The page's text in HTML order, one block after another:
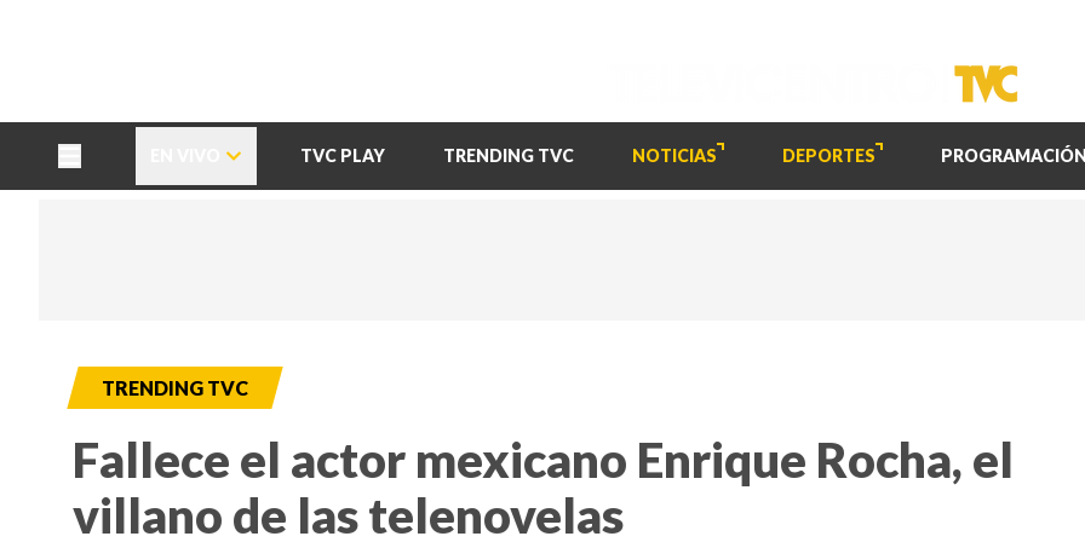
TVC PLAY TRENDING TVC NOTICIAS DEPORTES PROGRAMACIÓN
TRENDING TVC
Fallece el actor mexicano Enrique Rocha, el
villano de las telenovelas